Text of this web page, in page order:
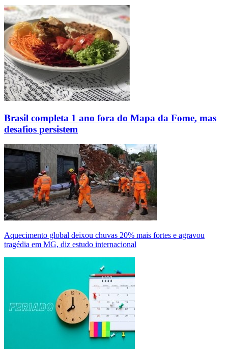
Brasil completa 1 ano fora do Mapa da Fome, mas
desafios persistem
Aquecimento global deixou chuvas 20% mais fortes e agravou
tragédia em MG, diz estudo internacional